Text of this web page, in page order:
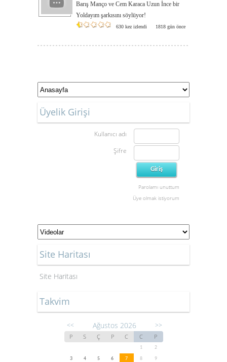
Barış Manço ve Cem Karaca Uzun İnce bir
Yoldayım şarkısını söylüyor!
630 kez izlendi 1818 gün önce
Üyelik Girişi
Kullanıcı adı
Şifre
Parolamı unuttum
Üye olmak istiyorum
Site Haritası
Site Haritası
Takvim
<< Ağustos 2026 >>
P S Ç P C C P
1
2
3
4 5 6 7 8
9